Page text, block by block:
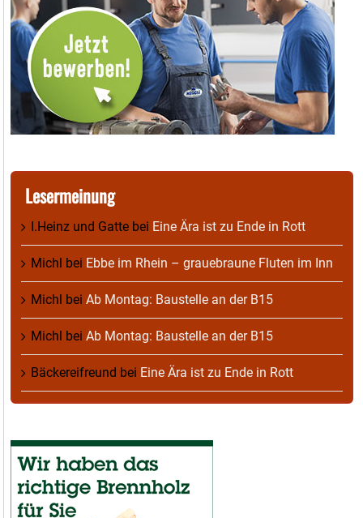
Lesermeinung
I.Heinz und Gatte bei Eine Ära ist zu Ende in Rott
Michl bei Ebbe im Rhein – grauebraune Fluten im Inn
Michl bei Ab Montag: Baustelle an der B15
Michl bei Ab Montag: Baustelle an der B15
Bäckereifreund bei Eine Ära ist zu Ende in Rott